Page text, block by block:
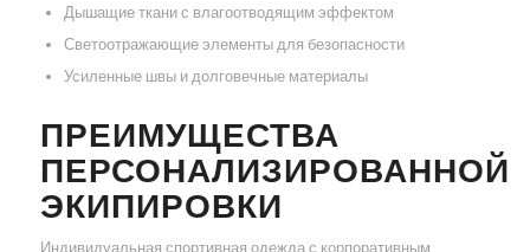
Дышащие ткани с влагоотводящим эффектом
Светоотражающие элементы для безопасности
Усиленные швы и долговечные материалы
ПРЕИМУЩЕСТВА
ПЕРСОНАЛИЗИРОВАННОЙ
ЭКИПИРОВКИ
Индивидуальная спортивная одежда с корпоративным